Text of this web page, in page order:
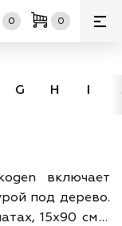
0 0
G H I
включает
под дерево.
15х90 см и